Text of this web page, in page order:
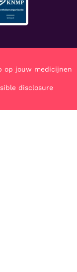
op jouw medicijnen
disclosure